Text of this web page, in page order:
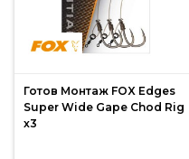
Всички
запазени.
Интернет
Готов Монтаж FOX Edges
Super Wide Gape Chod Rig
x3